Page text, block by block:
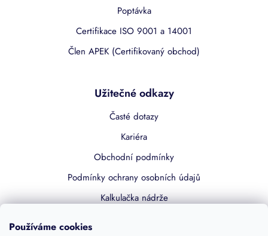
Používáme cookies
Poptávka
Certifikace ISO 9001 a 14001
Člen APEK (Certifikovaný obchod)
Užitečné odkazy
Časté dotazy
Kariéra
Obchodní podmínky
Podmínky ochrany osobních údajů
Kalkulačka nádrže